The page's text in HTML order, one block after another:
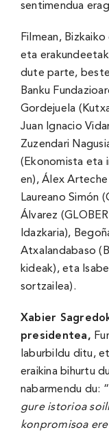
sentimendua
Filmean,
eta
dute parte,
Banku
Gordejuela
Juan Ignacio
Zuzendari
(Ekonomista eta
en), Álex
Laureano Simón
Álvarez
Idazkaria),
Atxalandabaso
kideak), eta
sortzailea).
Xabier
presidentea,
laburbildu ditu,
eraikina bihurtu
nabarmendu du: “
gure istorioa
konpromisoa